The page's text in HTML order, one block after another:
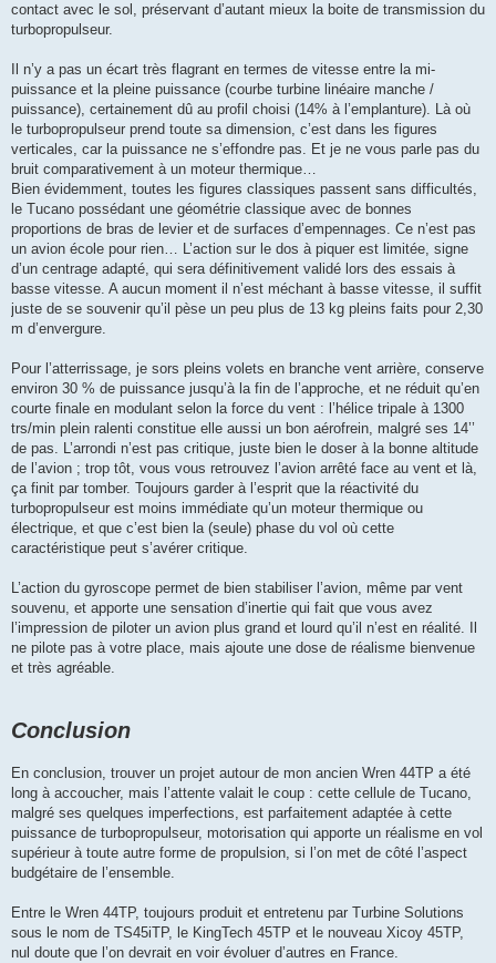
contact avec le sol, préservant d’autant mieux la boite de transmission du
turbopropulseur.
Il n’y a pas un écart très flagrant en termes de vitesse entre la mi-
puissance et la pleine puissance (courbe turbine linéaire manche /
puissance), certainement dû au profil choisi (14% à l’emplanture). Là où
le turbopropulseur prend toute sa dimension, c’est dans les figures
verticales, car la puissance ne s’effondre pas. Et je ne vous parle pas du
bruit comparativement à un moteur thermique…
Bien évidemment, toutes les figures classiques passent sans difficultés,
le Tucano possédant une géométrie classique avec de bonnes
proportions de bras de levier et de surfaces d’empennages. Ce n’est pas
un avion école pour rien… L’action sur le dos à piquer est limitée, signe
d’un centrage adapté, qui sera définitivement validé lors des essais à
basse vitesse. A aucun moment il n’est méchant à basse vitesse, il suffit
juste de se souvenir qu’il pèse un peu plus de 13 kg pleins faits pour 2,30
m d’envergure.
Pour l’atterrissage, je sors pleins volets en branche vent arrière, conserve
environ 30 % de puissance jusqu’à la fin de l’approche, et ne réduit qu’en
courte finale en modulant selon la force du vent : l’hélice tripale à 1300
trs/min plein ralenti constitue elle aussi un bon aérofrein, malgré ses 14’’
de pas. L’arrondi n’est pas critique, juste bien le doser à la bonne altitude
de l’avion ; trop tôt, vous vous retrouvez l’avion arrêté face au vent et là,
ça finit par tomber. Toujours garder à l’esprit que la réactivité du
turbopropulseur est moins immédiate qu’un moteur thermique ou
électrique, et que c’est bien la (seule) phase du vol où cette
caractéristique peut s’avérer critique.
L’action du gyroscope permet de bien stabiliser l’avion, même par vent
souvenu, et apporte une sensation d’inertie qui fait que vous avez
l’impression de piloter un avion plus grand et lourd qu’il n’est en réalité. Il
ne pilote pas à votre place, mais ajoute une dose de réalisme bienvenue
et très agréable.
Conclusion
En conclusion, trouver un projet autour de mon ancien Wren 44TP a été
long à accoucher, mais l’attente valait le coup : cette cellule de Tucano,
malgré ses quelques imperfections, est parfaitement adaptée à cette
puissance de turbopropulseur, motorisation qui apporte un réalisme en vol
supérieur à toute autre forme de propulsion, si l’on met de côté l’aspect
budgétaire de l’ensemble.
Entre le Wren 44TP, toujours produit et entretenu par Turbine Solutions
sous le nom de TS45iTP, le KingTech 45TP et le nouveau Xicoy 45TP,
nul doute que l’on devrait en voir évoluer d’autres en France.